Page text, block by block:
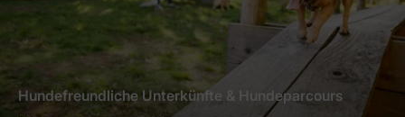
Hundefreundliche Unterkünfte & Hundeparcours